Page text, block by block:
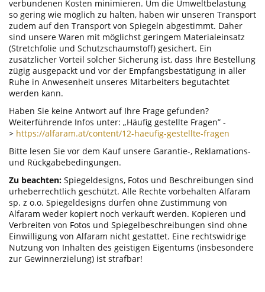
verbundenen Kosten minimieren. Um die Umweltbelastung
so gering wie möglich zu halten, haben wir unseren Transport
zudem auf den Transport von Spiegeln abgestimmt. Daher
sind unsere Waren mit möglichst geringem Materialeinsatz
(Stretchfolie und Schutzschaumstoff) gesichert. Ein
zusätzlicher Vorteil solcher Sicherung ist, dass Ihre Bestellung
zügig ausgepackt und vor der Empfangsbestätigung in aller
Ruhe in Anwesenheit unseres Mitarbeiters begutachtet
werden kann.
Haben Sie keine Antwort auf Ihre Frage gefunden?
Weiterführende Infos unter: „Häufig gestellte Fragen” -
> https://alfaram.at/content/12-haeufig-gestellte-fragen
Bitte lesen Sie vor dem Kauf unsere Garantie-, Reklamations-
und Rückgabebedingungen.
Zu beachten: Spiegeldesigns, Fotos und Beschreibungen sind
urheberrechtlich geschützt. Alle Rechte vorbehalten Alfaram
sp. z o.o. Spiegeldesigns dürfen ohne Zustimmung von
Alfaram weder kopiert noch verkauft werden. Kopieren und
Verbreiten von Fotos und Spiegelbeschreibungen sind ohne
Einwilligung von Alfaram nicht gestattet. Eine rechtswidrige
Nutzung von Inhalten des geistigen Eigentums (insbesondere
zur Gewinnerzielung) ist strafbar!